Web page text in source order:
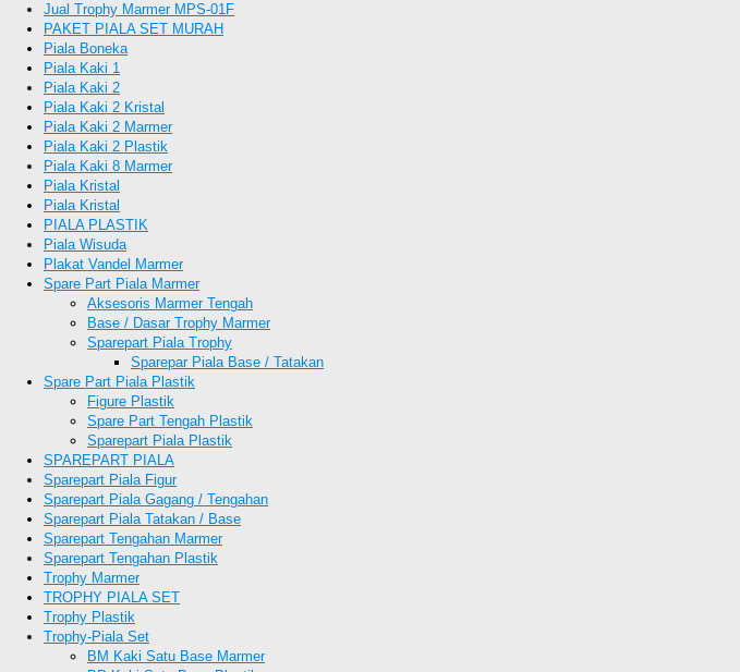
Jual Trophy Marmer MPS-01F
PAKET PIALA SET MURAH
Piala Boneka
Piala Kaki 1
Piala Kaki 2
Piala Kaki 2 Kristal
Piala Kaki 2 Marmer
Piala Kaki 2 Plastik
Piala Kaki 8 Marmer
Piala Kristal
Piala Kristal
PIALA PLASTIK
Piala Wisuda
Plakat Vandel Marmer
Spare Part Piala Marmer
Aksesoris Marmer Tengah
Base / Dasar Trophy Marmer
Sparepart Piala Trophy
Sparepar Piala Base / Tatakan
Spare Part Piala Plastik
Figure Plastik
Spare Part Tengah Plastik
Sparepart Piala Plastik
SPAREPART PIALA
Sparepart Piala Figur
Sparepart Piala Gagang / Tengahan
Sparepart Piala Tatakan / Base
Sparepart Tengahan Marmer
Sparepart Tengahan Plastik
Trophy Marmer
TROPHY PIALA SET
Trophy Plastik
Trophy-Piala Set
BM Kaki Satu Base Marmer